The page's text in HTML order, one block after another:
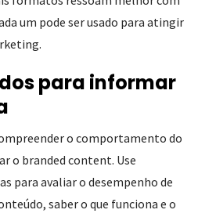
um pode ser usado para atingir
para informar
o comportamento do
o branded content. Use
para avaliar o desempenho de
saber o que funciona e o